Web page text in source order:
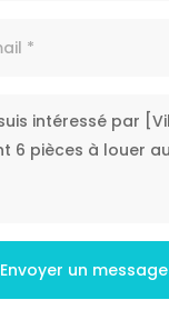
Envoyer un message